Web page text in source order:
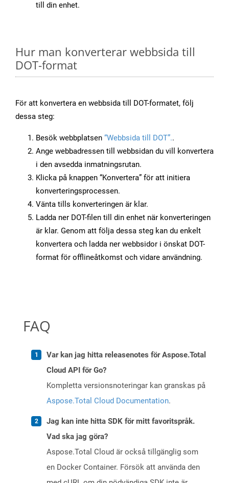
till din enhet.
Hur man konverterar webbsida till
DOT-format
För att konvertera en webbsida till DOT-formatet, följ
dessa steg:
Besök webbplatsen “Webbsida till DOT”..
Ange webbadressen till webbsidan du vill konvertera
i den avsedda inmatningsrutan.
Klicka på knappen “Konvertera” för att initiera
konverteringsprocessen.
Vänta tills konverteringen är klar.
Ladda ner DOT-filen till din enhet när konverteringen
är klar. Genom att följa dessa steg kan du enkelt
konvertera och ladda ner webbsidor i önskat DOT-
format för offlineåtkomst och vidare användning.
FAQ
Var kan jag hitta releasenotes för Aspose.Total
Cloud API för Go?
Kompletta versionsnoteringar kan granskas på
Aspose.Total Cloud Documentation.
Jag kan inte hitta SDK för mitt favoritspråk.
Vad ska jag göra?
Aspose.Total Cloud är också tillgänglig som
en Docker Container. Försök att använda den